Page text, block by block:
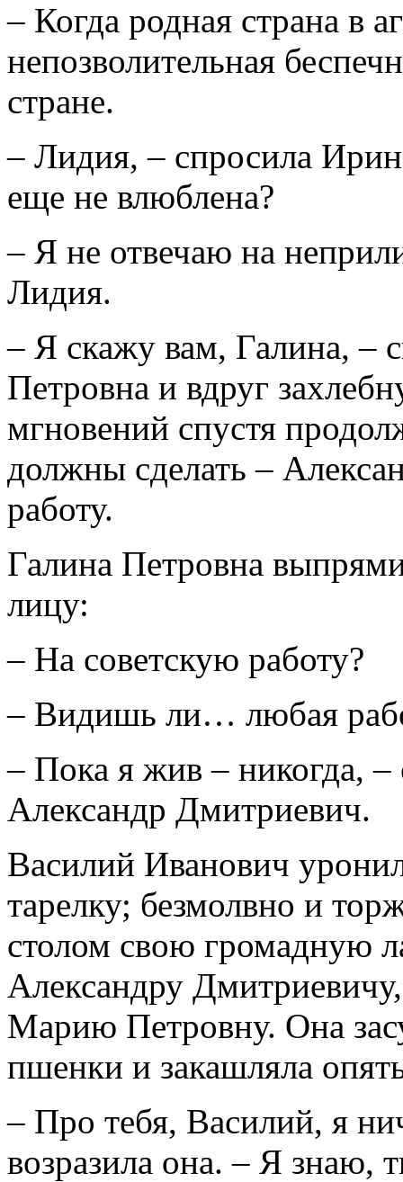
– Когда родная страна в
непозволительная
стране.
– Лидия, – спросила
еще не влюблена?
– Я не отвечаю на
Лидия.
– Я скажу вам, Галина, –
Петровна и вдруг
мгновений спустя
должны сделать –
работу.
Галина Петровна
лицу:
– На советскую работу?
– Видишь ли… любая
– Пока я жив – никогда,
Александр Дмитриевич.
Василий Иванович
тарелку; безмолвно и
столом свою громадную
Александру
Марию Петровну. Она
пшенки и закашляла
– Про тебя, Василий, я
возразила она. – Я